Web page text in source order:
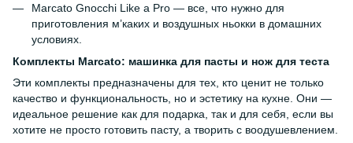
Marcato Gnocchi Like a Pro — все, что нужно для
приготовления м’каких и воздушных ньокки в домашних
условиях.
Комплекты Marcato: машинка для пасты и нож для теста
Эти комплекты предназначены для тех, кто ценит не только
качество и функциональность, но и эстетику на кухне. Они —
идеальное решение как для подарка, так и для себя, если вы
хотите не просто готовить пасту, а творить с воодушевлением.